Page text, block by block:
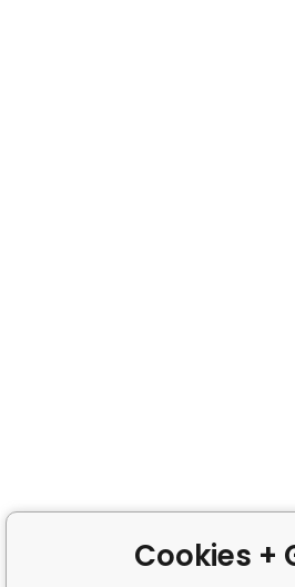
Cookies +